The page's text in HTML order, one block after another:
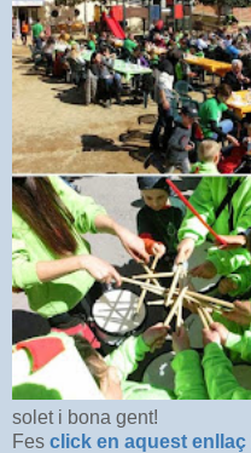
solet i bona gent!
Fes click en aquest enllaç